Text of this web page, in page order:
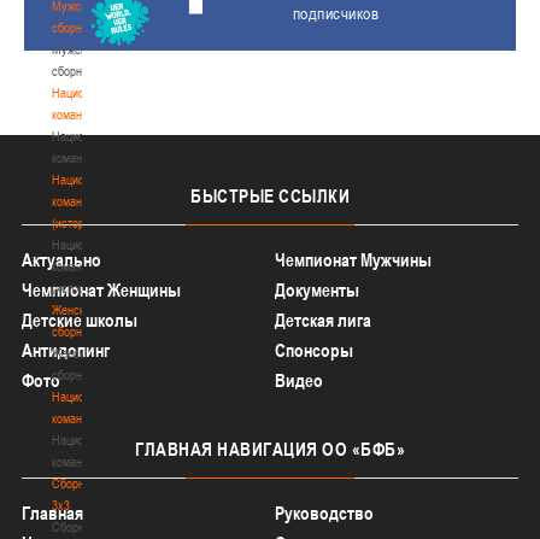
Мужские
сборные
Мужские
сборные
Национальная
команда
Национальная
команда
Национальная
команда
(история)
Национальная
команда
(история)
Женские
сборные
Женские
сборные
Национальная
команда
Национальная
команда
Сборные
3х3
Сборные
подписчиков
БЫСТРЫЕ ССЫЛКИ
Актуально
Чемпионат Мужчины
Чемпионат Женщины
Документы
Детские школы
Детская лига
Антидопинг
Спонсоры
Фото
Видео
ГЛАВНАЯ НАВИГАЦИЯ ОО «БФБ»
Главная
Руководство